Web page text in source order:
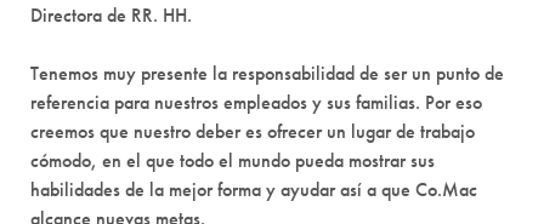
Directora de RR. HH.
Tenemos muy presente la responsabilidad de ser un punto de
referencia para nuestros empleados y sus familias. Por eso
creemos que nuestro deber es ofrecer un lugar de trabajo
cómodo, en el que todo el mundo pueda mostrar sus
habilidades de la mejor forma y ayudar así a que Co.Mac
alcance nuevas metas.